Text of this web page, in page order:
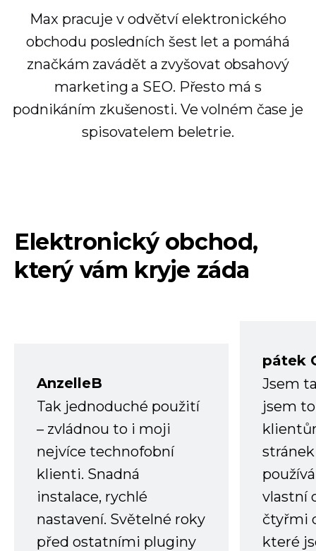
Max pracuje v odvětví elektronického
obchodu posledních šest let a pomáhá
značkám zavádět a zvyšovat obsahový
marketing a SEO. Přesto má s
podnikáním zkušenosti. Ve volném čase je
spisovatelem beletrie.
Elektronický obchod,
který vám kryje záda
AnzelleB
Tak jednoduché použití
– zvládnou to i moji
nejvíce technofobní
klienti. Snadná
instalace, rychlé
nastavení. Světelné roky
před ostatními pluginy
pátek
Jsem
jsem
vlastní
čtyřmi
které